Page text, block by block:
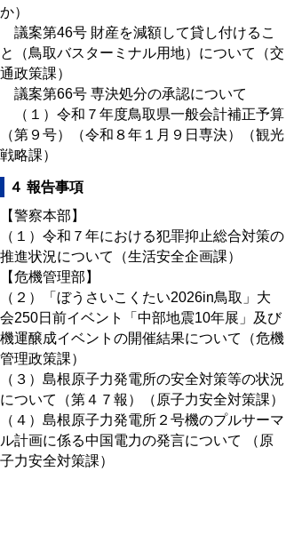
か）
議案第46号 財産を減額して貸し付けるこ
と（鳥取バスターミナル用地）について（交
通政策課）
議案第66号 専決処分の承認について
（１）令和７年度鳥取県一般会計補正予算
（第９号）（令和８年１月９日専決）（観光
戦略課）
４ 報告事項
【警察本部】
（１）令和７年における犯罪抑止総合対策の
推進状況について（生活安全企画課）
【危機管理部】
（２）「ぼうさいこくたい2026in鳥取」大
会250日前イベント「中部地震10年展」及び
機運醸成イベントの開催結果について（危機
管理政策課）
（３）島根原子力発電所の安全対策等の状況
について（第４７報）（原子力安全対策課）
（４）島根原子力発電所２号機のプルサーマ
ル計画に係る中国電力の発言について （原
子力安全対策課）